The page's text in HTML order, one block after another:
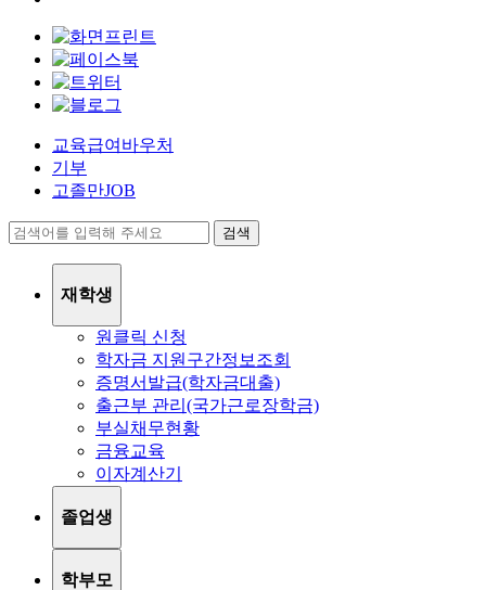
교육급여바우처
기부
고졸만JOB
검색
재학생
원클릭 신청
학자금 지원구간정보조회
증명서발급(학자금대출)
출근부 관리(국가근로장학금)
부실채무현황
금융교육
이자계산기
졸업생
학부모